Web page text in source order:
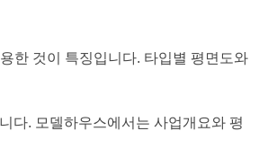
한 것이 특징입니다. 타입별 평면도와
다. 모델하우스에서는 사업개요와 평